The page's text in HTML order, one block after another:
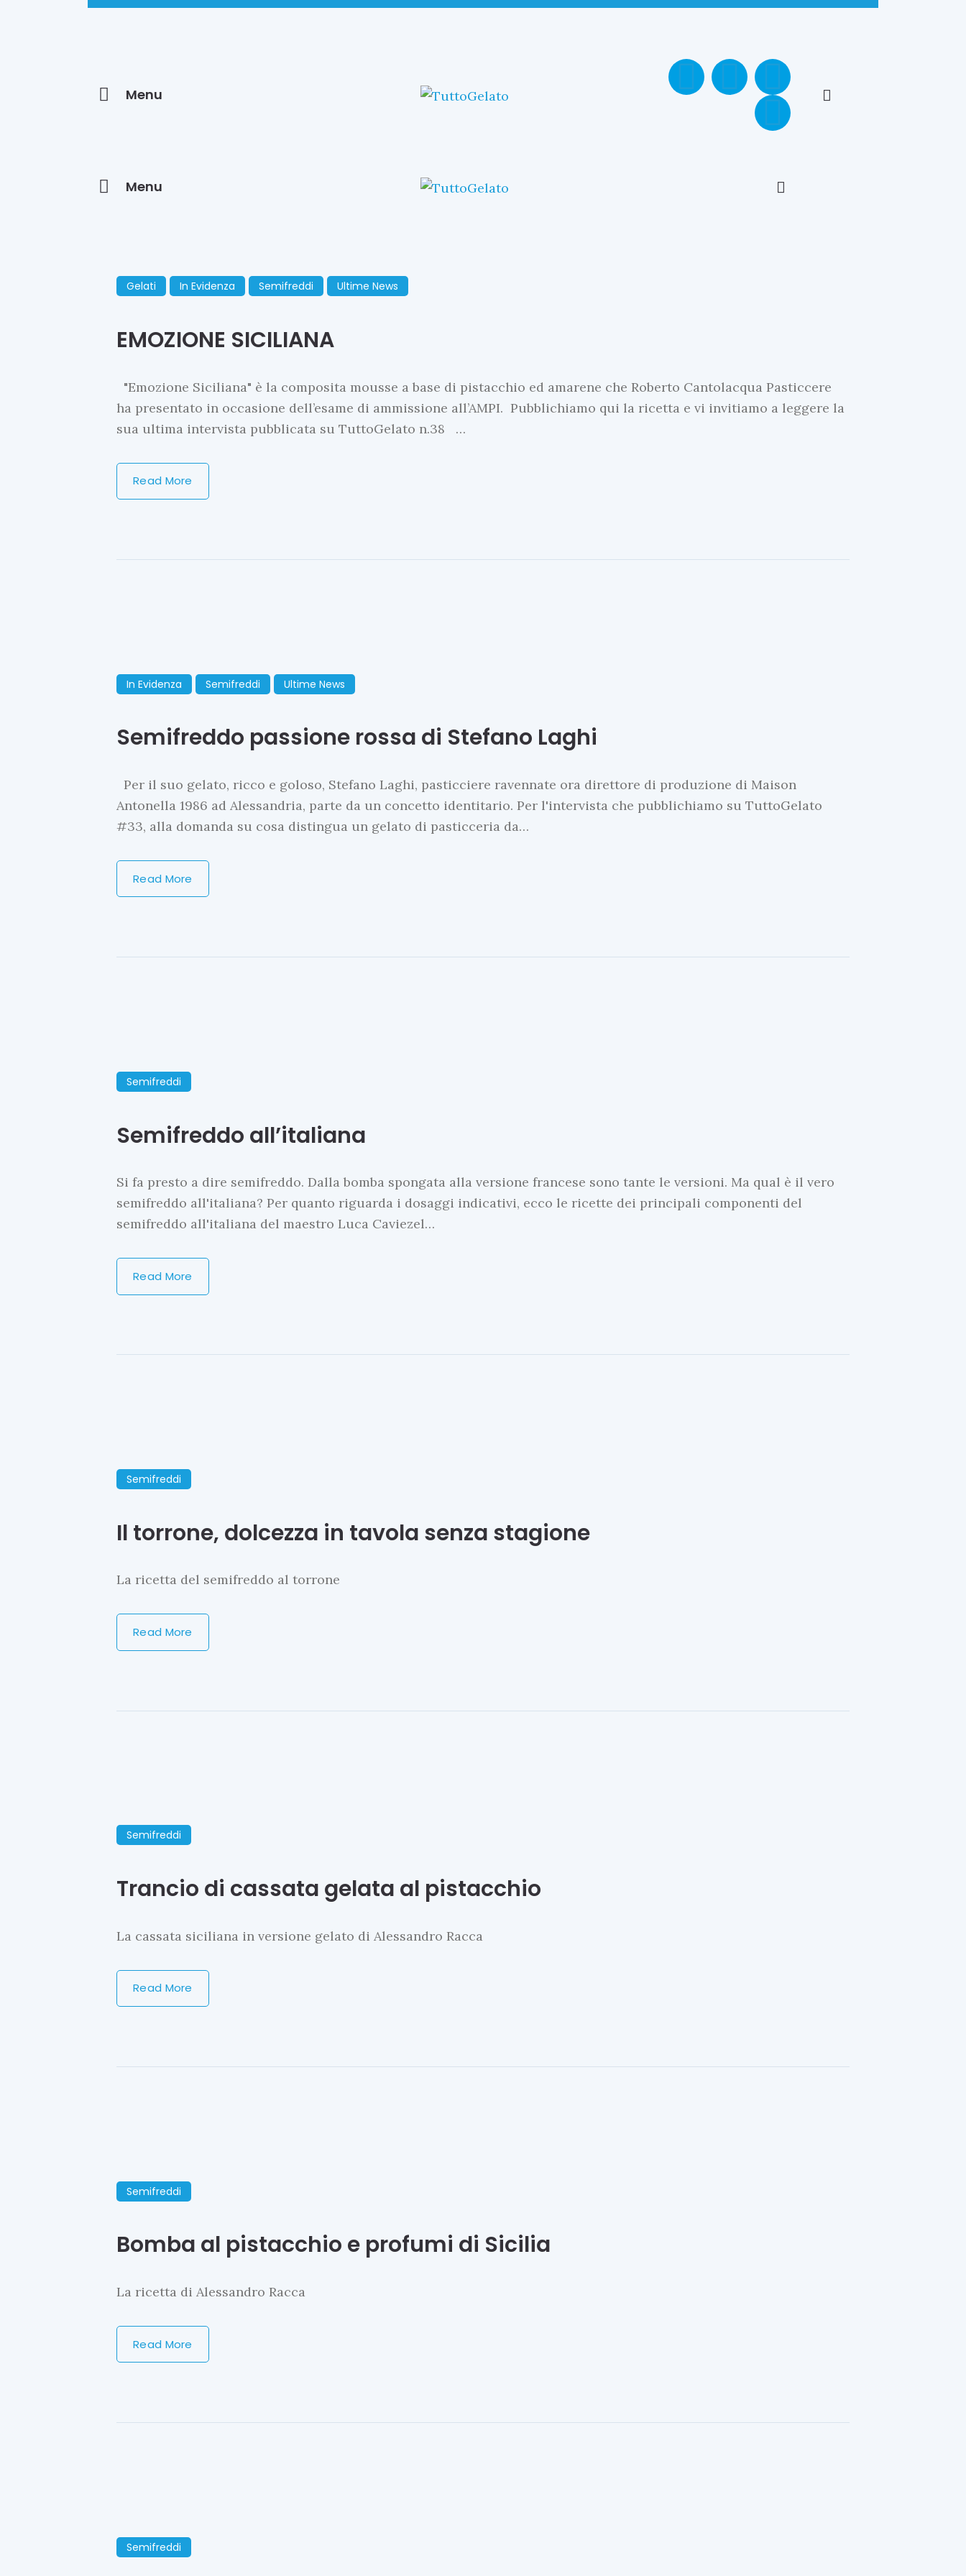
Menu
Menu
Gelati In Evidenza Semifreddi Ultime News
EMOZIONE SICILIANA
"Emozione Siciliana" è la composita mousse a base di pistacchio ed amarene che Roberto Cantolacqua Pasticcere
ha presentato in occasione dell’esame di ammissione all’AMPI. Pubblichiamo qui la ricetta e vi invitiamo a leggere la
sua ultima intervista pubblicata su TuttoGelato n.38 …
Read More
In Evidenza Semifreddi Ultime News
Semifreddo passione rossa di Stefano Laghi
Per il suo gelato, ricco e goloso, Stefano Laghi, pasticciere ravennate ora direttore di produzione di Maison
Antonella 1986 ad Alessandria, parte da un concetto identitario. Per l'intervista che pubblichiamo su TuttoGelato
#33, alla domanda su cosa distingua un gelato di pasticceria da…
Read More
Semifreddi
Semifreddo all’italiana
Si fa presto a dire semifreddo. Dalla bomba spongata alla versione francese sono tante le versioni. Ma qual è il vero
semifreddo all'italiana? Per quanto riguarda i dosaggi indicativi, ecco le ricette dei principali componenti del
semifreddo all'italiana del maestro Luca Caviezel…
Read More
Semifreddi
Il torrone, dolcezza in tavola senza stagione
La ricetta del semifreddo al torrone
Read More
Semifreddi
Trancio di cassata gelata al pistacchio
La cassata siciliana in versione gelato di Alessandro Racca
Read More
Semifreddi
Bomba al pistacchio e profumi di Sicilia
La ricetta di Alessandro Racca
Read More
Semifreddi